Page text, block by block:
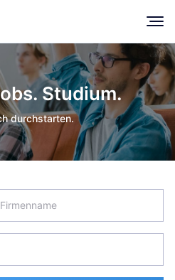
Studium.
durchstarten.